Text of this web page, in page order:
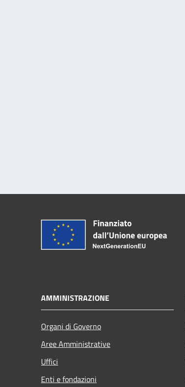
AMMINISTRAZIONE
Organi di Governo
Aree Amministrative
Uffici
Enti e fondazioni